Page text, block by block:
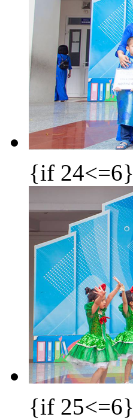
{if 24<=6}
{if 25<=6}